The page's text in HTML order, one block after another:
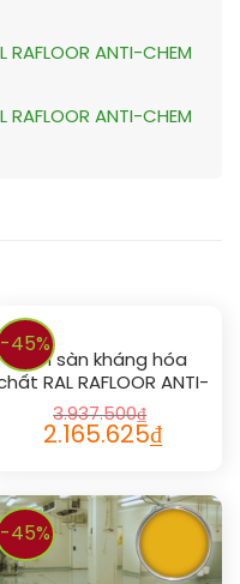
ANTI-CHEM
ANTI-CHEM
-45%
Sơn sàn kháng hóa
RAL RAFLOOR ANTI-
CHEM 1012
3.937.500₫
2.165.625₫
-45%